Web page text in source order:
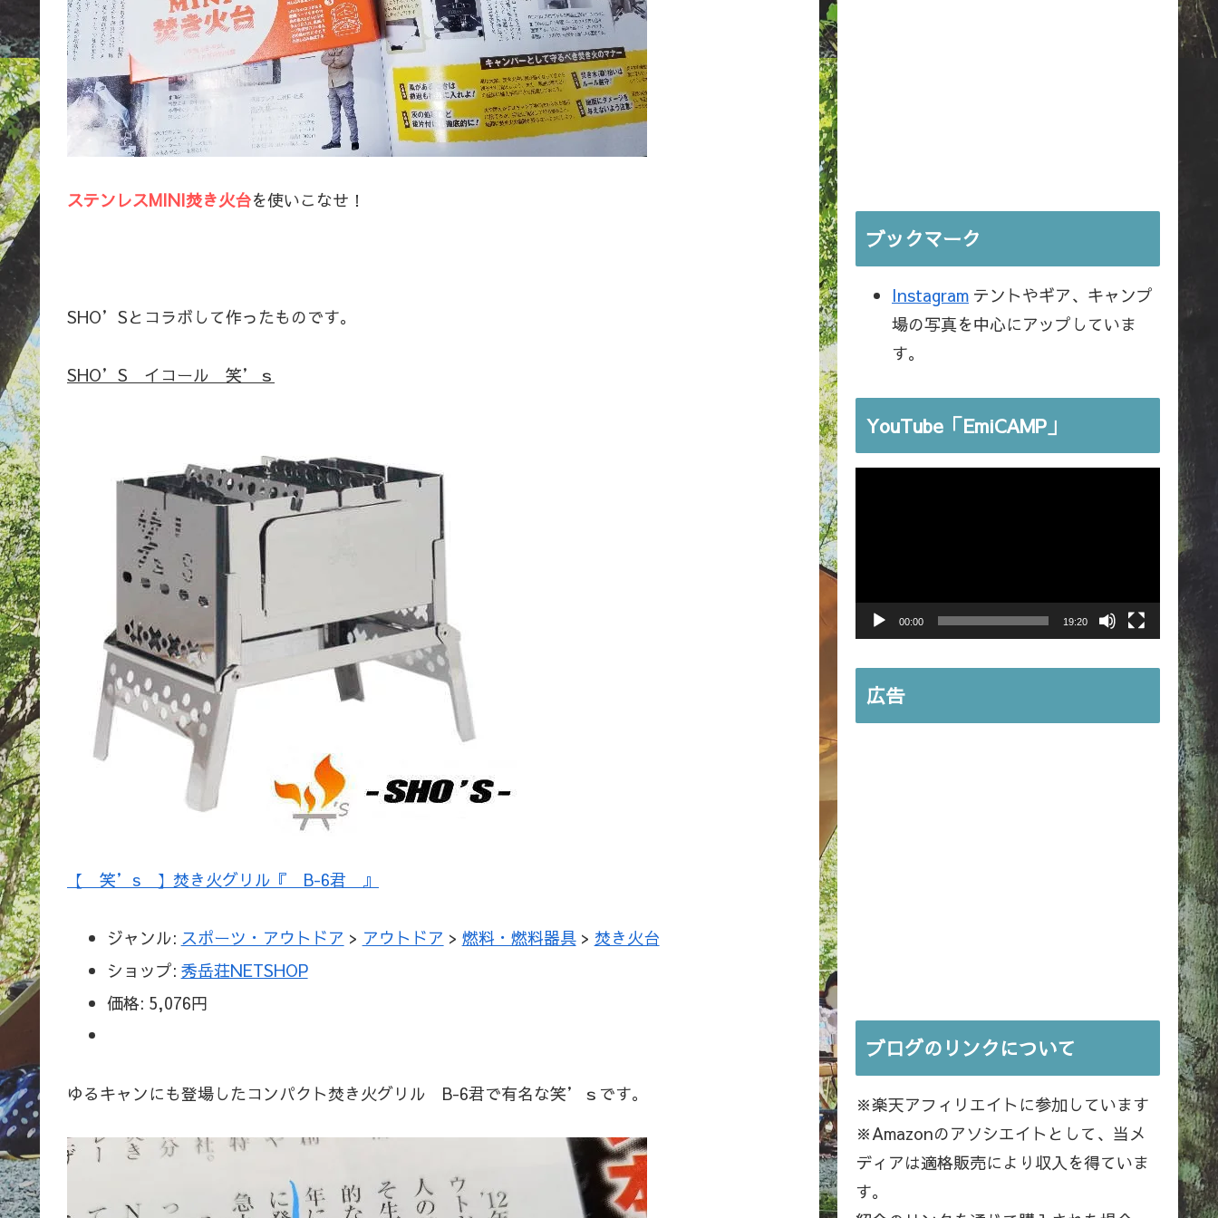
ステンレスMINI焚き火台を使いこなせ！
SHO’Sとコラボして作ったものです。
SHO’S イコール 笑’ｓ
【 笑’s 】焚き火グリル『 B-6君 』
ジャンル: スポーツ・アウトドア > アウトドア > 燃料・燃料器具> 焚き火台
ショップ: 秀岳荘NETSHOP
価格: 5,076円
ゆるキャンにも登場したコンパクト焚き火グリル B-6君で有名な笑’ｓです。
ブックマーク
Instagram テントやギア、キャンプ
場の写真を中心にアップしていま
す。
YouTube「EmiCAMP」
00:00 19:20
広告
ブログのリンクについて
※楽天アフィリエイトに参加しています
※Amazonのアソシエイトとして、当メ
ディアは適格販売により収入を得ていま
す。